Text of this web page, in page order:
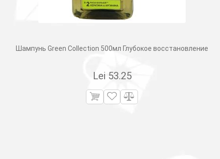
Шампунь Green Collection 500мл Глубокое восстановление
Lei 53.25